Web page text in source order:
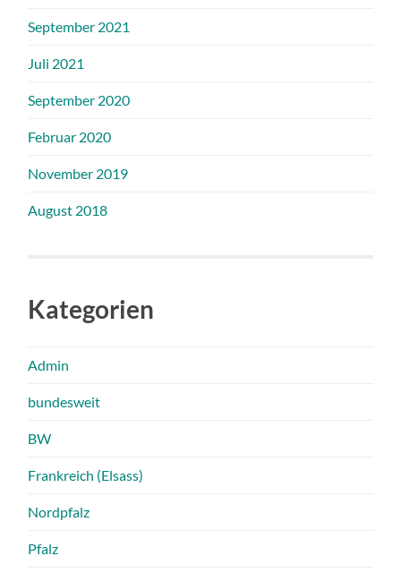
September 2021
Juli 2021
September 2020
Februar 2020
November 2019
August 2018
Kategorien
Admin
bundesweit
BW
Frankreich (Elsass)
Nordpfalz
Pfalz